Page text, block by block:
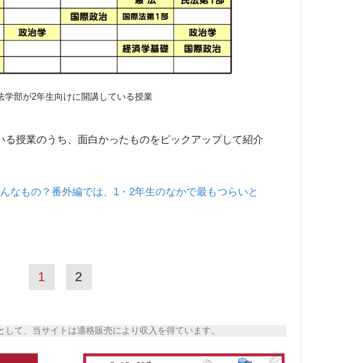
学部が2年生向けに開講している授業
る授業のうち、面白かったものをピックアップして紹介
なもの？番外編では、1・2年生のなかで最もつらいと
1 2
て、当サイトは適格販売により収入を得ています。